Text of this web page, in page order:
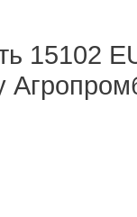
15102